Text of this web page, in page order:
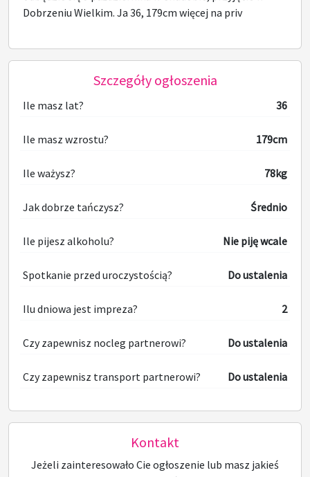
Dobrzeniu Wielkim. Ja 36, 179cm więcej na priv
Szczegóły ogłoszenia
Ile masz lat? 36
Ile masz wzrostu? 179cm
Ile ważysz? 78kg
Jak dobrze tańczysz? Średnio
Ile pijesz alkoholu? Nie piję wcale
Spotkanie przed uroczystością? Do ustalenia
Ilu dniowa jest impreza? 2
Czy zapewnisz nocleg partnerowi? Do ustalenia
Czy zapewnisz transport partnerowi? Do ustalenia
Kontakt
Jeżeli zainteresowało Cie ogłoszenie lub masz jakieś